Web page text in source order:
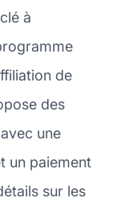
à
de
des
une
un paiement
sur les